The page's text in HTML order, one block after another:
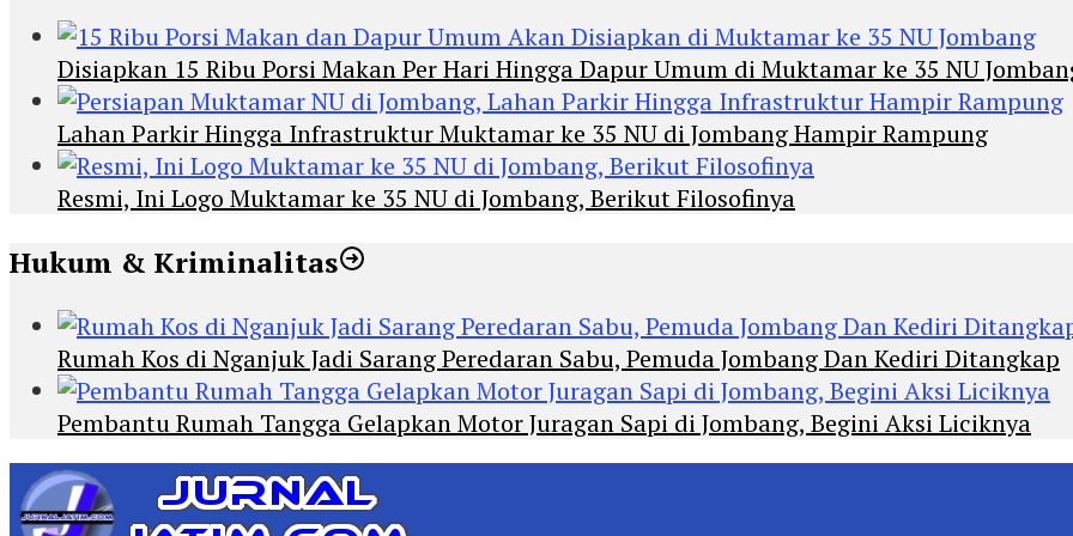
Disiapkan 15 Ribu Porsi Makan Per Hari Hingga Dapur Umum di Muktamar ke 35 NU
Lahan Parkir Hingga Infrastruktur Muktamar ke 35 NU di Jombang Hampir Rampung
Resmi, Ini Logo Muktamar ke 35 NU di Jombang, Berikut Filosofinya
Hukum & Kriminalitas
Rumah Kos di Nganjuk Jadi Sarang Peredaran Sabu, Pemuda Jombang Dan Kediri Ditangkap
Pembantu Rumah Tangga Gelapkan Motor Juragan Sapi di Jombang, Begini Aksi Liciknya